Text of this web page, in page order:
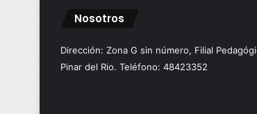
Nosotros
Dirección: Zona G sin número, Filial
Pinar del Rio. Teléfono: 48423352